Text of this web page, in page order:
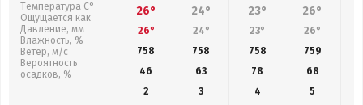
Температура С°
Ощущается как
Давление, мм
Влажность, %
Ветер, м/с
Вероятность
осадков, %
26° 24° 23° 26°
26° 24° 23° 26°
758
758 758 759
46
63 78 68
2
3 4
5